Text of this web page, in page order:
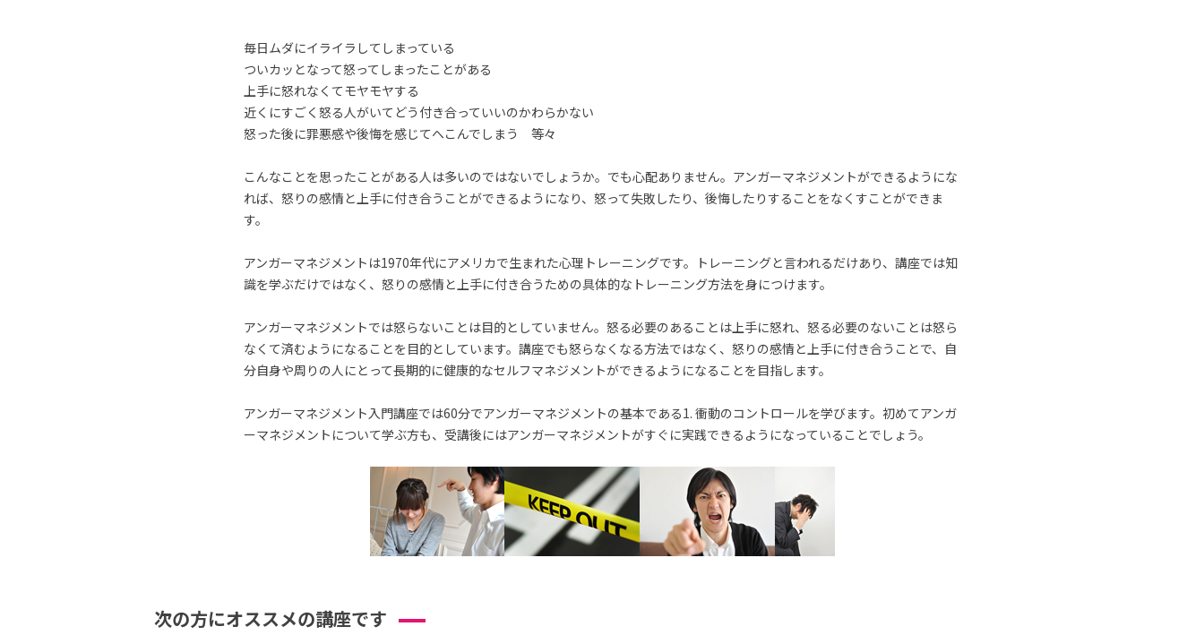
毎日ムダにイライラしてしまっている
ついカッとなって怒ってしまったことがある
上手に怒れなくてモヤモヤする
近くにすごく怒る人がいてどう付き合っていいのかわらかない
怒った後に罪悪感や後悔を感じてへこんでしまう 等々
こんなことを思ったことがある人は多いのではないでしょうか。でも心配ありません。アンガーマネジメントができるようにな
れば、怒りの感情と上手に付き合うことができるようになり、怒って失敗したり、後悔したりすることをなくすことができま
す。
アンガーマネジメントは1970年代にアメリカで生まれた心理トレーニングです。トレーニングと言われるだけあり、講座では知
識を学ぶだけではなく、怒りの感情と上手に付き合うための具体的なトレーニング方法を身につけます。
アンガーマネジメントでは怒らないことは目的としていません。怒る必要のあることは上手に怒れ、怒る必要のないことは怒ら
なくて済むようになることを目的としています。講座でも怒らなくなる方法ではなく、怒りの感情と上手に付き合うことで、自
分自身や周りの人にとって長期的に健康的なセルフマネジメントができるようになることを目指します。
アンガーマネジメント入門講座では60分でアンガーマネジメントの基本である1. 衝動のコントロールを学びます。初めてアンガ
ーマネジメントについて学ぶ方も、受講後にはアンガーマネジメントがすぐに実践できるようになっていることでしょう。
次の方にオススメの講座です